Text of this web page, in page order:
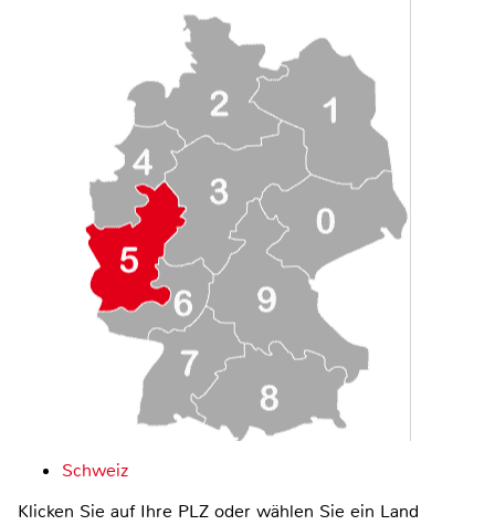
Schweiz
Klicken Sie auf Ihre PLZ oder wählen Sie ein Land